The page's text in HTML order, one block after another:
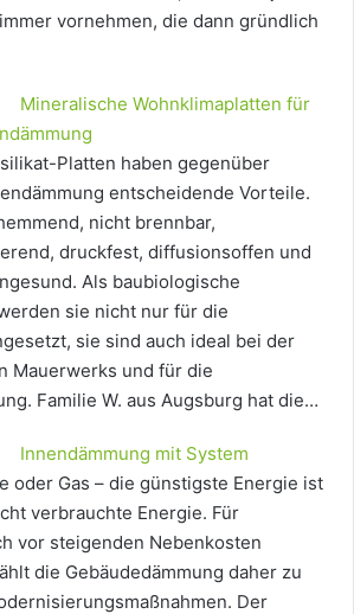
vornehmen, die dann gründlich
Mineralische Wohnklimaplatten für
Platten haben gegenüber
entscheidende Vorteile.
nicht brennbar,
druckfest, diffusionsoffen und
Als baubiologische
sie nicht nur für die
sie sind auch ideal bei der
Mauerwerks und für die
Familie W. aus Augsburg hat die…
Innendämmung mit System
oder Gas – die günstigste Energie ist
verbrauchte Energie. Für
vor steigenden Nebenkosten
die Gebäudedämmung daher zu
Der